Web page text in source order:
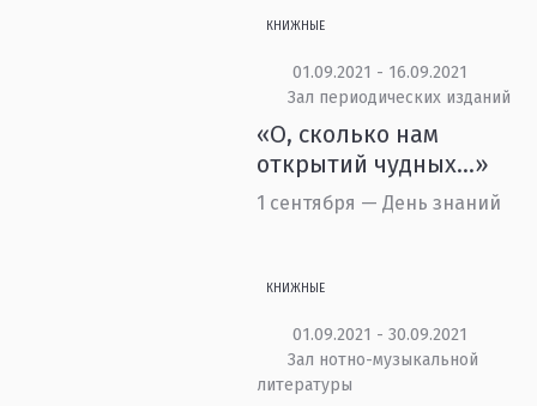
КНИЖНЫЕ
01.09.2021 - 16.09.2021
Зал периодических изданий
«О, сколько нам
открытий чудных...»
1 сентября — День знаний
КНИЖНЫЕ
01.09.2021 - 30.09.2021
Зал нотно-музыкальной
литературы